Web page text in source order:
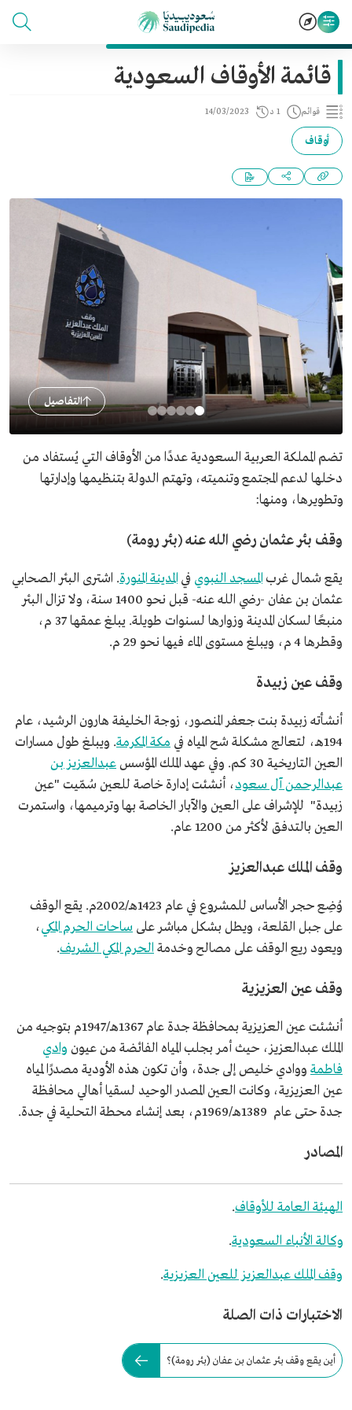
قائمة الأوقاف السعودية
قوائم 1 د 14/03/2023
أوقاف
التفاصيل
تضم المملكة العربية السعودية عددًا من الأوقاف التي يُستفاد من
دخلها لدعم المجتمع وتنميته، وتهتم الدولة بتنظيمها وإدارتها
وتطويرها، ومنها:
وقف بئر عثمان رضي الله عنه (بئر رومة)
يقع شمال غربالمسجد النبوي في المدينة المنورة. اشترى البئر الصحابي
عثمان بن عفان -رضي الله عنه- قبل نحو 1400 سنة، ولا تزال البئر
منبعًا لسكان المدينة وزوارها لسنوات طويلة. يبلغ عمقها 37 م،
وقطرها 4 م، ويبلغ مستوى الماء فيها نحو 29 م.
وقف عين زبيدة
أنشأته زبيدة بنت جعفر المنصور، زوجة الخليفة هارون الرشيد، عام
194هـ، لتعالج مشكلة شح المياه في
مكة المكرمة. ويبلغ طول مسارات
العين التاريخية 30 كم. وفي عهد الملك المؤسس
عبدالعزيز بن
عبدالرحمن آل سعود، أنشئت إدارة خاصة للعين سُمّيت "عين
زبيدة" للإشراف على العين والآبار الخاصة بها وترميمها، واستمرت
العين بالتدفق لأكثر من 1200 عام.
وقف الملك عبدالعزيز
وُضِع حجر الأساس للمشروع في عام 1423هـ/2002م. يقع الوقف
على جبل القلعة، ويطل بشكل مباشر على ساحات الحرم المكي،
ويعود ريع الوقف على مصالح وخدمة الحرم المكي الشريف.
وقف عين العزيزية
أنشئت عين العزيزية بمحافظة جدة عام 1367هـ/1947م بتوجيه من
الملك عبدالعزيز، حيث أمر بجلب المياه الفائضة من عيون وادي
فاطمة ووادي خليص إلى جدة، وأن تكون هذه الأودية مصدرًا لمياه
عين العزيزية، وكانت العين المصدر الوحيد لسقيا أهالي محافظة
جدة حتى عام 1389هـ/1969م، بعد إنشاء محطة التحلية في جدة.
المصادر
الهيئة العامة للأوقاف.
وكالة الأنباء السعودية.
وقف الملك عبدالعزيز للعين العزيزية.
الاختبارات ذات الصلة
أين يقع وقف بئر عثمان بن عفان (بئر رومة)؟